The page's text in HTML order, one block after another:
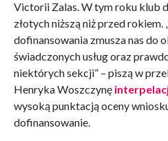
Victorii Zalas. W tym roku klub
złotych niższą niż przed rokiem.
dofinansowania zmusza nas do
świadczonych usług oraz
niektórych sekcji” – piszą w
Henryka Woszczynę
wysoką punktacją oceny
dofinansowanie.